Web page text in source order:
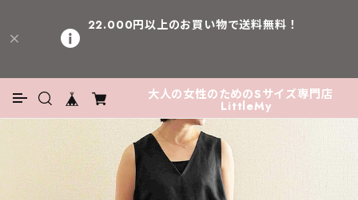
22.000円以上のお買い物で送料無料！
大人の女性のためのSサイズ専門店
LittleMy